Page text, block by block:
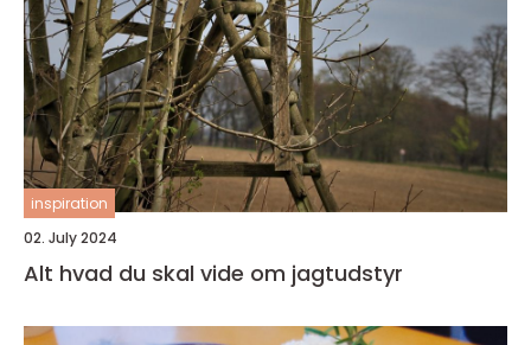
inspiration
02. July 2024
Alt hvad du skal vide om jagtudstyr